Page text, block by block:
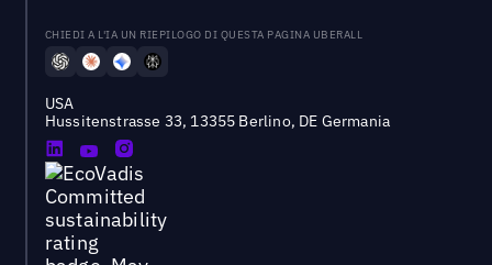
CHIEDI A L'IA UN RIEPILOGO DI QUESTA PAGINA UBERALL
USA
Hussitenstrasse 33, 13355 Berlino, DE Germania